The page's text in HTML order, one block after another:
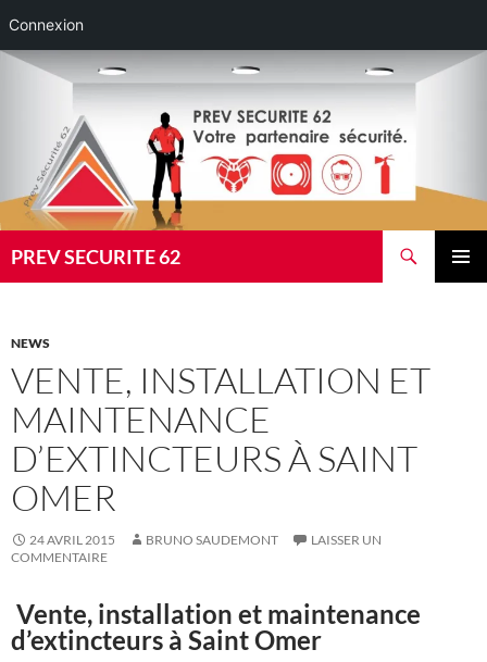
Connexion
Aller
PREV SECURITE 62
NEWS
VENTE, INSTALLATION ET
MAINTENANCE
D’EXTINCTEURS À SAINT
OMER
24 AVRIL 2015 BRUNO SAUDEMONT
LAISSER UN
COMMENTAIRE
Vente, installation et maintenance
d’extincteurs à Saint Omer